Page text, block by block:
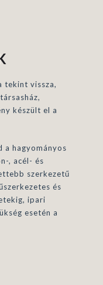
tekint vissza,
készült el a
a hagyományos
, acél- és
szerkezetű
és
ipari
esetén a